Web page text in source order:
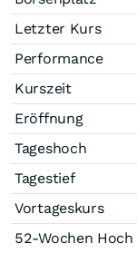
Letzter Kurs
Performance
Kurszeit
Eröffnung
Tageshoch
Tagestief
Vortageskurs
52-Wochen Hoch